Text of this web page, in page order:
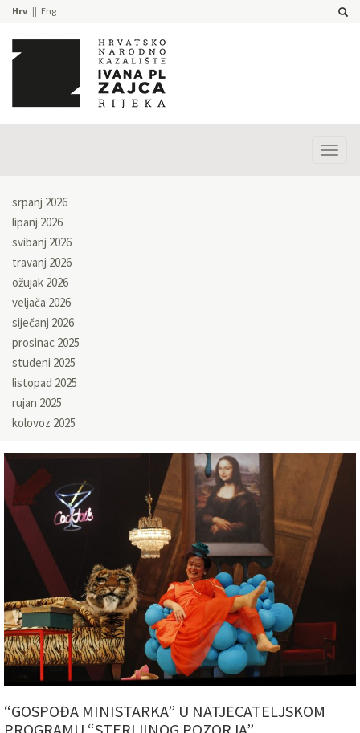
Hrv Eng
srpanj 2026
lipanj 2026
svibanj 2026
travanj 2026
ožujak 2026
veljača 2026
siječanj 2026
prosinac 2025
studeni 2025
listopad 2025
rujan 2025
kolovoz 2025
“GOSPOĐA MINISTARKA” U NATJECATELJSKOM